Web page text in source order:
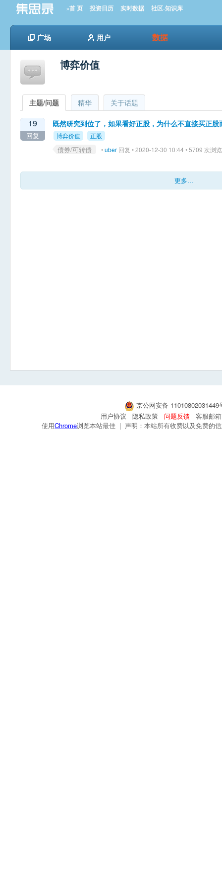
»首 页 投资日历 实时数据 社区-知识库
广场 用户 数据
博弈价值
主题/问题 精华 关于话题
19
回复
既然研究到位了，如果看好正股，为什么不直接买正
博弈价值 正股
债券/可转债 •uber 回复 • 2020-12-30 10:44 • 5709 次浏览
更多...
京公网安备
用户协议
隐私政策 问题反馈
客服邮
使用Chrome浏览本站最佳 | 声明：本站所有收费以及免费的